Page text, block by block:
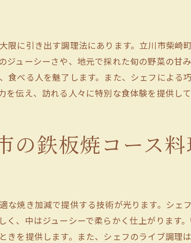
海の幸と野菜のバランスが取れたメニュー
鉄板焼きだからこそ味わえる贅沢さ
市で楽しむライブ感溢れる鉄板焼コース
鉄板の音色から始まるライブディナー
シェフの巧みな技で楽しむ食材の変貌
五感で感じるライブ感が人気の理由
フの技と厳選食材が織りなす立川市の鉄板焼
シェフの熟練の技に支えられた鉄板焼き
限に引き出す調理法にあります。立川市柴崎
ジューシーさや、地元で採れた旬の野菜の甘
食べる人を魅了します。また、シェフによる
を伝え、訪れる人々に特別な食体験を提供し
の鉄板焼コース
な焼き加減で提供する技術が光ります。シェ
、中はジューシーで柔らかく仕上がります
きを提供します。また、シェフのライブ調理